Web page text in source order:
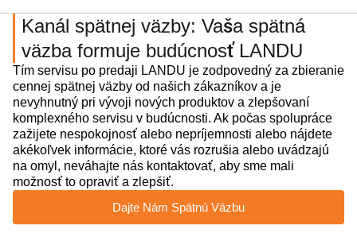
Kanál spätnej väzby: Vaša spätná
väzba formuje budúcnosť LANDU
Tím servisu po predaji LANDU je zodpovedný za zbieranie
cennej spätnej väzby od našich zákazníkov a je
nevyhnutný pri vývoji nových produktov a zlepšovaní
komplexného servisu v budúcnosti. Ak počas spolupráce
zažijete nespokojnosť alebo nepríjemnosti alebo nájdete
akékoľvek informácie, ktoré vás rozrušia alebo uvádzajú
na omyl, neváhajte nás kontaktovať, aby sme mali
možnosť to opraviť a zlepšiť.
Dajte Nám Spätnú Väzbu